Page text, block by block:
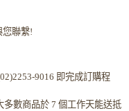
您聯繫!
9016 即完成訂購程
數商品於 7 個工作天能送抵